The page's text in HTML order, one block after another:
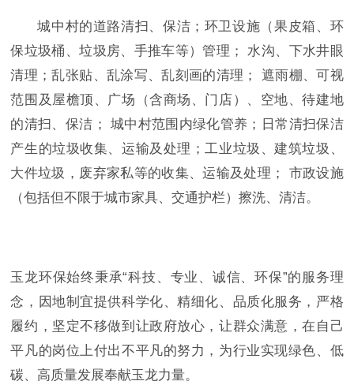
城中村的道路清扫、保洁；环卫设施（果皮箱、环
保垃圾桶、垃圾房、手推车等）管理； 水沟、下水井眼
清理；乱张贴、乱涂写、乱刻画的清理； 遮雨棚、可视
范围及屋檐顶、广场（含商场、门店）、空地、待建地
的清扫、保洁； 城中村范围内绿化管养；日常清扫保洁
产生的垃圾收集、运输及处理；工业垃圾、建筑垃圾、
大件垃圾，废弃家私等的收集、运输及处理； 市政设施
（包括但不限于城市家具、交通护栏）擦洗、清洁。
玉龙环保始终秉承“科技、专业、诚信、环保”的服务理
念，因地制宜提供科学化、精细化、品质化服务，严格
履约，坚定不移做到让政府放心，让群众满意，在自己
平凡的岗位上付出不平凡的努力，为行业实现绿色、低
碳、高质量发展奉献玉龙力量。